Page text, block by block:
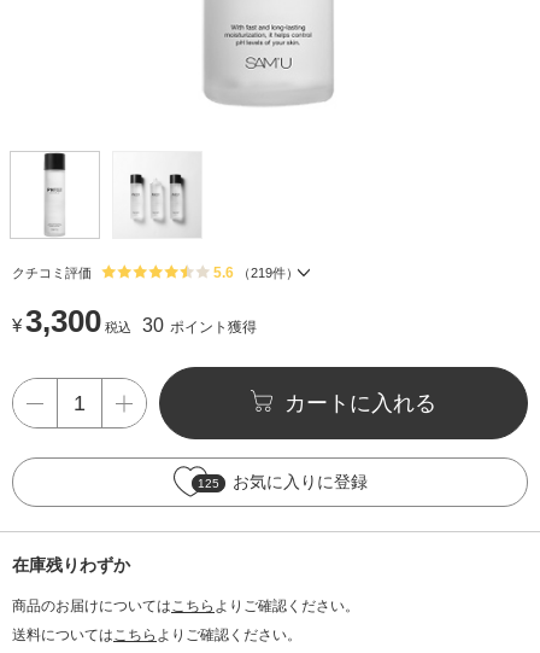
クチコミ評価 5.6 （219件）
¥3,300 税込 30 ポイント獲得
カートに入れる
125 お気に入りに登録
在庫残りわずか
商品のお届けについてはこちら よりご確認ください。
送料についてはこちら よりご確認ください。